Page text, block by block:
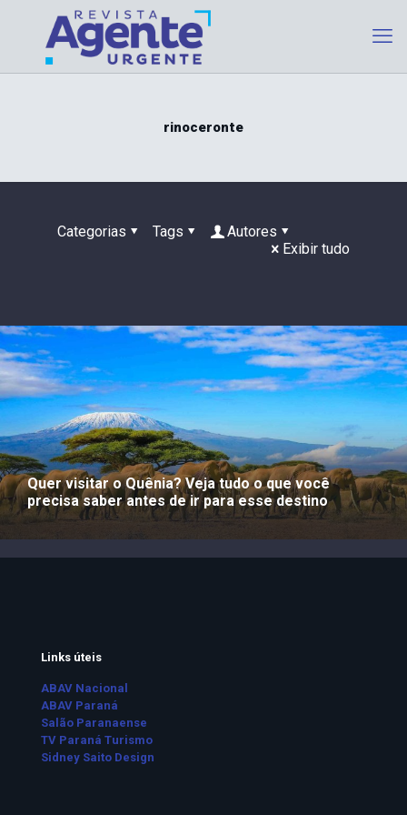
rinoceronte
Categorias Tags
Autores
Exibir tudo
Quer visitar o Quênia? Veja tudo o que você
precisa saber antes de ir para esse destino
Links úteis
ABAV Nacional
ABAV Paraná
Salão Paranaense
TV Paraná Turismo
Sidney Saito Design